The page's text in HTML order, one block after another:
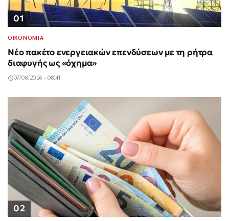
01
ΟΙΚΟΝΟΜΙΑ
Νέο πακέτο ενεργειακών επενδύσεων με τη ρήτρα
διαφυγής ως «όχημα»
07/08/2026 - 08:41
02